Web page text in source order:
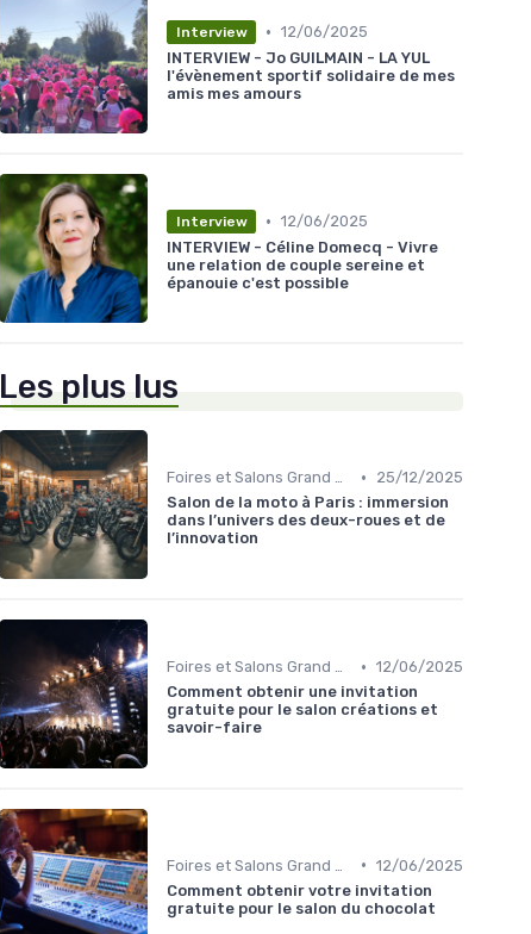
Interview • 12/06/2025
INTERVIEW - Jo GUILMAIN - LA YUL
l'évènement sportif solidaire de mes
amis mes amours
Interview • 12/06/2025
INTERVIEW - Céline Domecq - Vivre
une relation de couple sereine et
épanouie c'est possible
Les plus lus
Foires et Salons Grand Public •
25/12/2025
Salon de la moto à Paris : immersion
dans l’univers des deux-roues et de
l’innovation
Foires et Salons Grand Public • 12/06/2025
Comment obtenir une invitation
gratuite pour le salon créations et
savoir-faire
• 12/06/2025
Comment obtenir votre invitation
gratuite pour le salon du chocolat